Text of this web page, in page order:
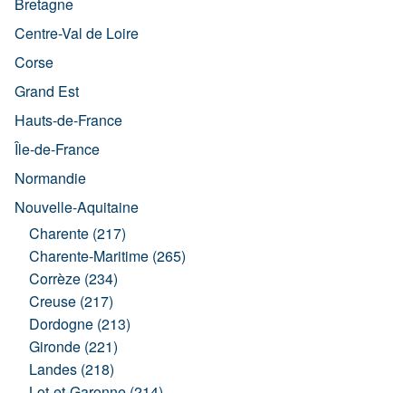
Bretagne
Centre-Val de Loire
Corse
Grand Est
Hauts-de-France
Île-de-France
Normandie
Nouvelle-Aquitaine
Charente (217)
Charente-Maritime (265)
Corrèze (234)
Creuse (217)
Dordogne (213)
Gironde (221)
Landes (218)